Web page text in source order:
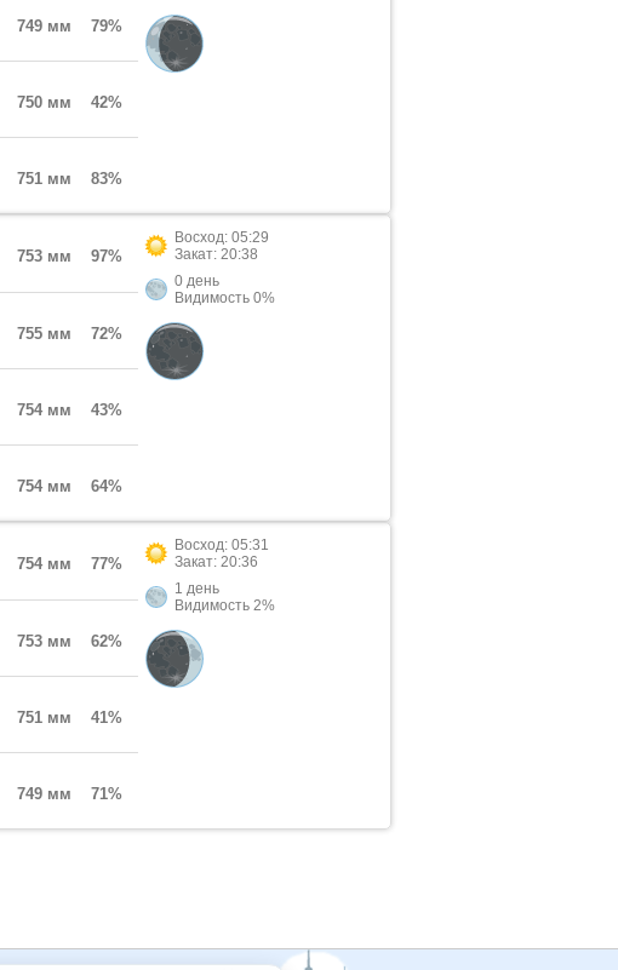
749 мм 79%
750 мм 42%
751 мм 83%
753 мм 97%
755 мм 72%
754 мм 43%
754 мм 64%
Восход: 05:29
Закат: 20:38
0 день
Видимость 0%
754 мм 77%
753 мм 62%
751 мм 41%
749 мм 71%
Восход: 05:31
Закат: 20:36
1 день
Видимость 2%